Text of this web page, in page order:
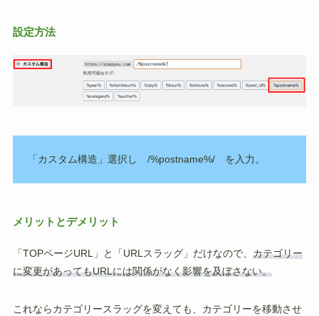
設定方法
「カスタム構造」選択し /%postname%/ を入力。
メリットとデメリット
「TOPページURL」と「URLスラッグ」だけなので、 カテゴリー
に変更があってもURLには関係がなく影響を及ぼさない。
これならカテゴリースラッグを変えても、カテゴリーを移動させ